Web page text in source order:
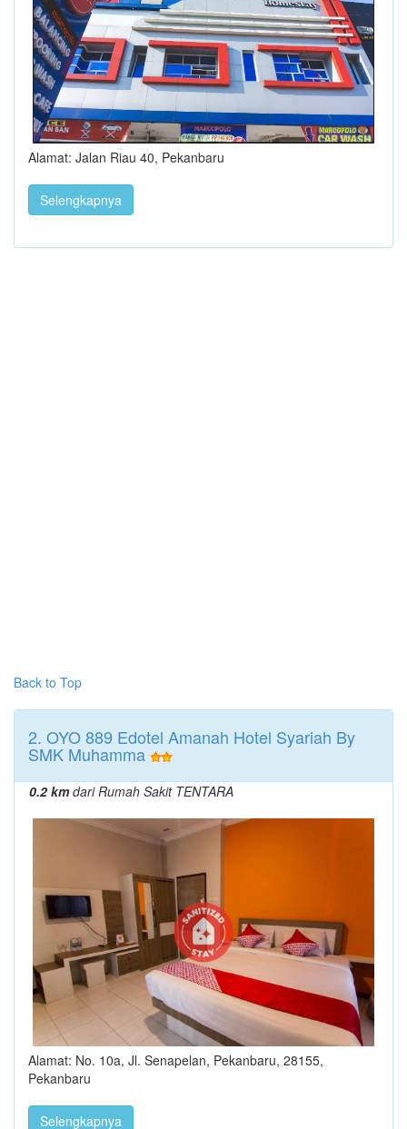
Alamat: Jalan Riau 40, Pekanbaru
Selengkapnya
Back to Top
2. OYO 889 Edotel Amanah Hotel Syariah By
SMK Muhamma
0.2 kmdari Rumah Sakit TENTARA
Alamat: No. 10a, Jl. Senapelan, Pekanbaru, 28155,
Pekanbaru
Selengkapnya